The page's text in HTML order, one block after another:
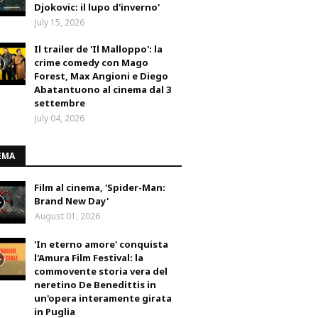
Djokovic: il lupo d'inverno'
July 15, 2026
Il trailer de 'Il Malloppo': la
crime comedy con Mago
Forest, Max Angioni e Diego
Abatantuono al cinema dal 3
settembre
July 04, 2026
Film al cinema, 'Spider-Man:
Brand New Day'
August 01, 2026
'In eterno amore' conquista
l'Amura Film Festival: la
commovente storia vera del
neretino De Benedittis in
un'opera interamente girata
in Puglia